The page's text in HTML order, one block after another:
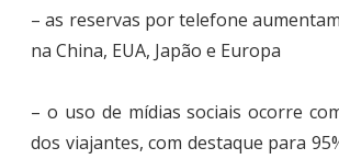
– as reservas por telefone
na China, EUA, Japão e Europa
– o uso de mídias sociais ocorre
dos viajantes, com destaque para